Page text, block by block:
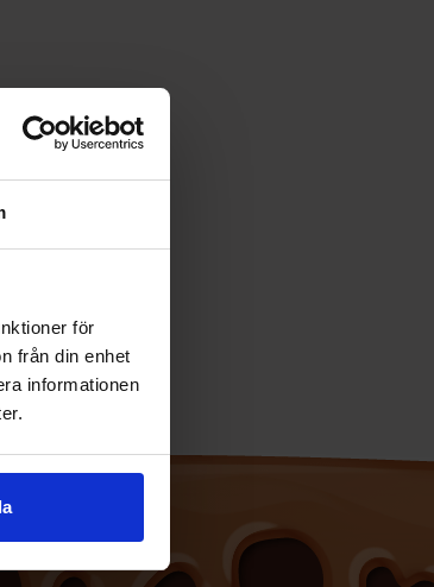
för
från din enhet
informationen